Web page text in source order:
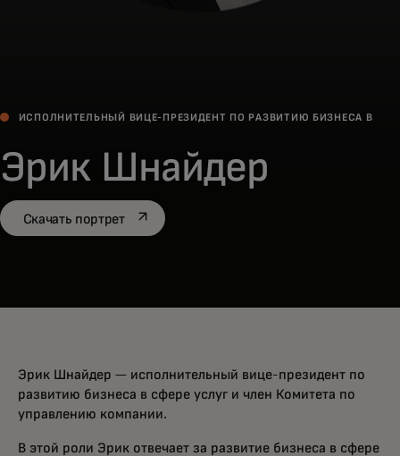
ИСПОЛНИТЕЛЬНЫЙ ВИЦЕ-ПРЕЗИДЕНТ ПО РАЗВИТИЮ БИЗНЕСА В
Эрик Шнайдер
Скачать портретopens in a new tab
Эрик Шнайдер — исполнительный вице-президент по
развитию бизнеса в сфере услуг и член Комитета по
управлению компании.
В этой роли Эрик отвечает за развитие бизнеса в сфере